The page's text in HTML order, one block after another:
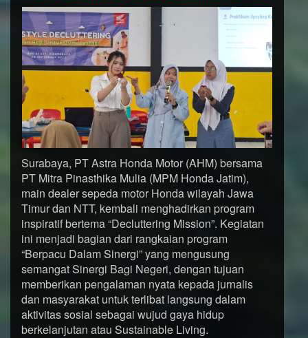
Surabaya, PT Astra Honda Motor (AHM) bersama
PT Mitra Pinasthika Mulia (MPM Honda Jatim),
main dealer sepeda motor Honda wilayah Jawa
Timur dan NTT, kembali menghadirkan program
inspiratif bertema “Decluttering Mission”. Kegiatan
ini menjadi bagian dari rangkaian program
“Berpacu Dalam Sinergi” yang mengusung
semangat Sinergi Bagi Negeri, dengan tujuan
memberikan pengalaman nyata kepada jurnalis
dan masyarakat untuk terlibat langsung dalam
aktivitas sosial sebagai wujud gaya hidup
berkelanjutan atau Sustainable Living.